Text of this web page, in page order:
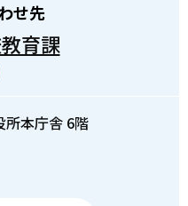
せ先
育課
所本庁舎 6階